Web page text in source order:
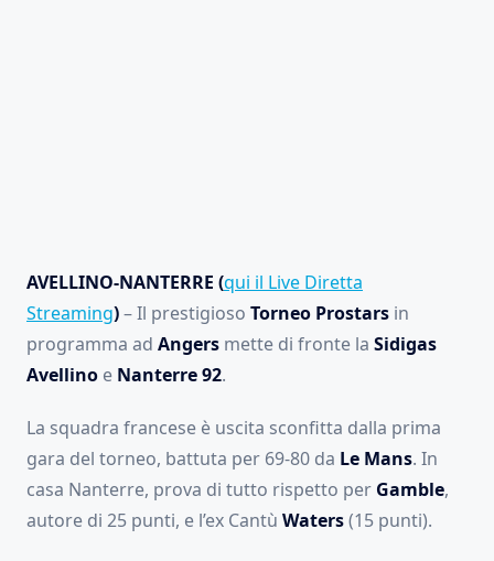
AVELLINO-NANTERRE (qui il Live Diretta
Streaming)– Il prestigioso Torneo Prostars in
programma ad Angers mette di fronte la Sidigas
Avellino e Nanterre 92.
La squadra francese è uscita sconfitta dalla prima
gara del torneo, battuta per 69-80 da Le Mans. In
casa Nanterre, prova di tutto rispetto per Gamble,
autore di 25 punti, e l’ex Cantù Waters(15 punti).